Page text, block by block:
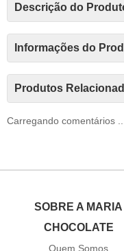
Descrição do
Informações do
Produtos
Carregando comentários ...
SOBRE A MARIA
CHOCOLATE
Quem Somos